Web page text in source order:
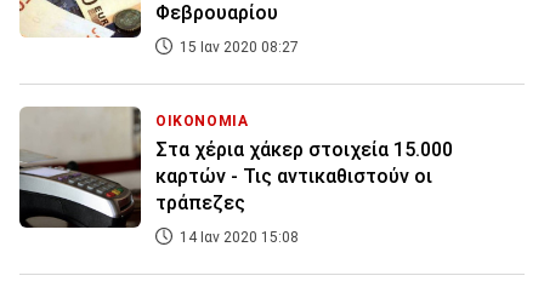
Φεβρουαρίου
15 Ιαν 2020 08:27
ΟΙΚΟΝΟΜΙΑ
Στα χέρια χάκερ στοιχεία 15.000
καρτών - Τις αντικαθιστούν οι
τράπεζες
14 Ιαν 2020 15:08